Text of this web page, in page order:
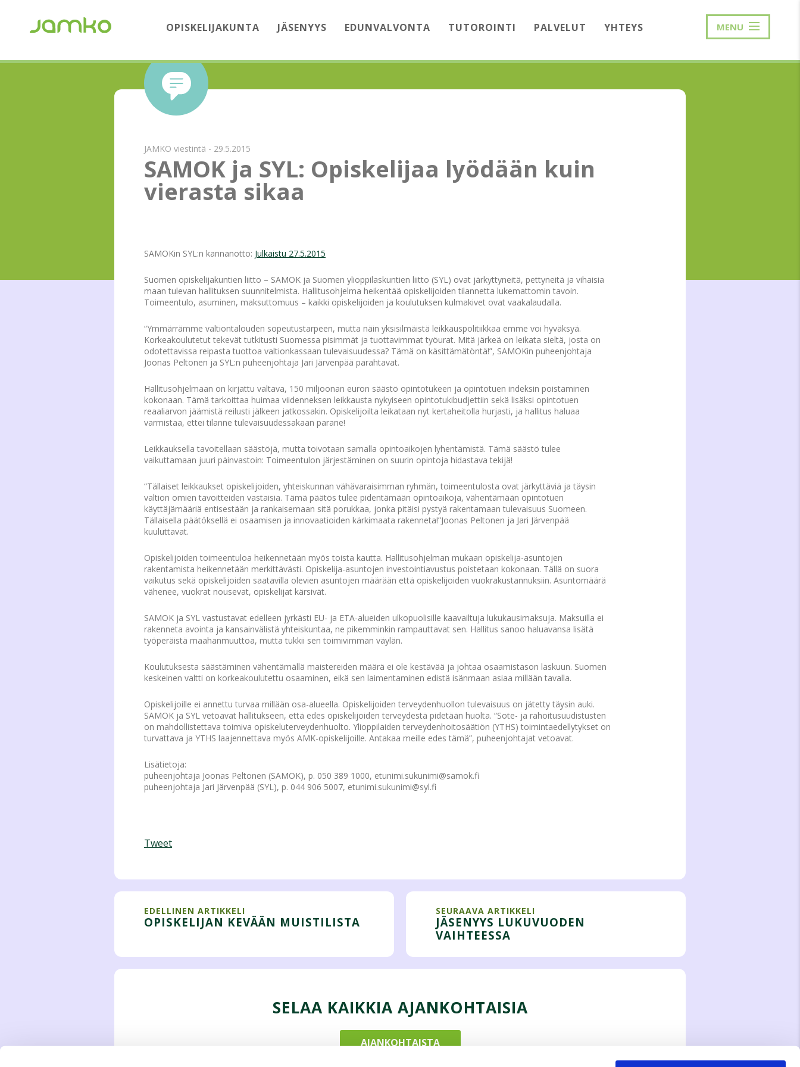
OPISKELIJAKUNTA JÄSENYYS EDUNVALVONTA TUTOROINTI PALVELUT YHTEYS MENU
JAMKO viestintä - 29.5.2015
SAMOK ja SYL: Opiskelijaa lyödään kuin
vierasta sikaa
SAMOKin SYL:n kannanotto: Julkaistu 27.5.2015
Suomen opiskelijakuntien liitto – SAMOK ja Suomen ylioppilaskuntien liitto (SYL) ovat järkyttyneitä, pettyneitä ja vihaisia
maan tulevan hallituksen suunnitelmista. Hallitusohjelma heikentää opiskelijoiden tilannetta lukemattomin tavoin.
Toimeentulo, asuminen, maksuttomuus – kaikki opiskelijoiden ja koulutuksen kulmakivet ovat vaakalaudalla.
“Ymmärrämme valtiontalouden sopeutustarpeen, mutta näin yksisilmäistä leikkauspolitiikkaa emme voi hyväksyä.
Korkeakoulutetut tekevät tutkitusti Suomessa pisimmät ja tuottavimmat työurat. Mitä järkeä on leikata sieltä, josta on
odotettavissa reipasta tuottoa valtionkassaan tulevaisuudessa? Tämä on käsittämätöntä!”, SAMOKin puheenjohtaja
Joonas Peltonen ja SYL:n puheenjohtaja Jari Järvenpää parahtavat.
Hallitusohjelmaan on kirjattu valtava, 150 miljoonan euron säästö opintotukeen ja opintotuen indeksin poistaminen
kokonaan. Tämä tarkoittaa huimaa viidenneksen leikkausta nykyiseen opintotukibudjettiin sekä lisäksi opintotuen
reaaliarvon jäämistä reilusti jälkeen jatkossakin. Opiskelijoilta leikataan nyt kertaheitolla hurjasti, ja hallitus haluaa
varmistaa, ettei tilanne tulevaisuudessakaan parane!
Leikkauksella tavoitellaan säästöjä, mutta toivotaan samalla opintoaikojen lyhentämistä. Tämä säästö tulee
vaikuttamaan juuri päinvastoin: Toimeentulon järjestäminen on suurin opintoja hidastava tekijä!
“Tällaiset leikkaukset opiskelijoiden, yhteiskunnan vähävaraisimman ryhmän, toimeentulosta ovat järkyttäviä ja täysin
valtion omien tavoitteiden vastaisia. Tämä päätös tulee pidentämään opintoaikoja, vähentämään opintotuen
käyttäjämääriä entisestään ja rankaisemaan sitä porukkaa, jonka pitäisi pystyä rakentamaan tulevaisuus Suomeen.
Tällaisella päätöksellä ei osaamisen ja innovaatioiden kärkimaata rakenneta!”Joonas Peltonen ja Jari Järvenpää
kuuluttavat.
Opiskelijoiden toimeentuloa heikennetään myös toista kautta. Hallitusohjelman mukaan opiskelija-asuntojen
rakentamista heikennetään merkittävästi. Opiskelija-asuntojen investointiavustus poistetaan kokonaan. Tällä on suora
vaikutus sekä opiskelijoiden saatavilla olevien asuntojen määrään että opiskelijoiden vuokrakustannuksiin. Asuntomäärä
vähenee, vuokrat nousevat, opiskelijat kärsivät.
SAMOK ja SYL vastustavat edelleen jyrkästi EU- ja ETA-alueiden ulkopuolisille kaavailtuja lukukausimaksuja. Maksuilla ei
rakenneta avointa ja kansainvälistä yhteiskuntaa, ne pikemminkin rampauttavat sen. Hallitus sanoo haluavansa lisätä
työperäistä maahanmuuttoa, mutta tukkii sen toimivimman väylän.
Koulutuksesta säästäminen vähentämällä maistereiden määrä ei ole kestävää ja johtaa osaamistason laskuun. Suomen
keskeinen valtti on korkeakoulutettu osaaminen, eikä sen laimentaminen edistä isänmaan asiaa millään tavalla.
Opiskelijoille ei annettu turvaa millään osa-alueella. Opiskelijoiden terveydenhuollon tulevaisuus on jätetty täysin auki.
SAMOK ja SYL vetoavat hallitukseen, että edes opiskelijoiden terveydestä pidetään huolta. “Sote- ja rahoitusuudistusten
on mahdollistettava toimiva opiskeluterveydenhuolto. Ylioppilaiden terveydenhoitosäätiön (YTHS) toimintaedellytykset on
turvattava ja YTHS laajennettava myös AMK-opiskelijoille. Antakaa meille edes tämä”, puheenjohtajat vetoavat.
Lisätietoja:
puheenjohtaja Joonas Peltonen (SAMOK), p. 050 389 1000, etunimi.sukunimi@samok.fi
puheenjohtaja Jari Järvenpää (SYL), p. 044 906 5007, etunimi.sukunimi@syl.fi
Tweet
EDELLINEN ARTIKKELI
OPISKELIJAN KEVÄÄN MUISTILISTA
SEURAAVA ARTIKKELI
JÄSENYYS LUKUVUODEN
VAIHTEESSA
SELAA KAIKKIA AJANKOHTAISIA
AJANKOHTAISTA